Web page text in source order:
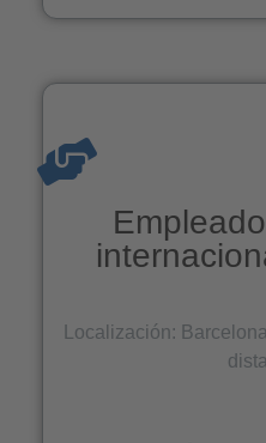
Localización: